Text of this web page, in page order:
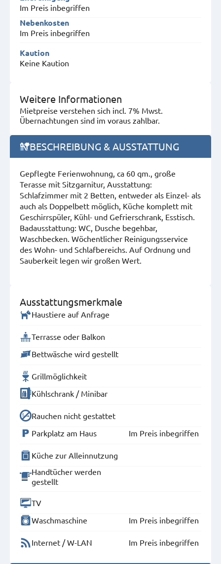
Im Preis inbegriffen
Nebenkosten
Im Preis inbegriffen
Kaution
Keine Kaution
Weitere Informationen
Mietpreise verstehen sich incl. 7% Mwst.
Übernachtungen sind im voraus zahlbar.
BESCHREIBUNG & AUSSTATTUNG
Gepflegte Ferienwohnung, ca 60 qm., große
Terasse mit Sitzgarnitur, Ausstattung:
Schlafzimmer mit 2 Betten, entweder als Einzel- als
auch als Doppelbett möglich, Küche komplett mit
Geschirrspüler, Kühl- und Gefrierschrank, Esstisch.
Badausstattung: WC, Dusche begehbar,
Waschbecken. Wöchentlicher Reinigungsservice
des Wohn- und Schlafbereichs. Auf Ordnung und
Sauberkeit legen wir großen Wert.
Ausstattungsmerkmale
Haustiere auf Anfrage
Terrasse oder Balkon
Bettwäsche wird gestellt
Grillmöglichkeit
Kühlschrank / Minibar
Rauchen nicht gestattet
Parkplatz am Haus
Im Preis inbegriffen
Küche zur Alleinnutzung
Handtücher werden
gestellt
TV
Waschmaschine
Im Preis inbegriffen
Internet / W-LAN Im Preis inbegriffen